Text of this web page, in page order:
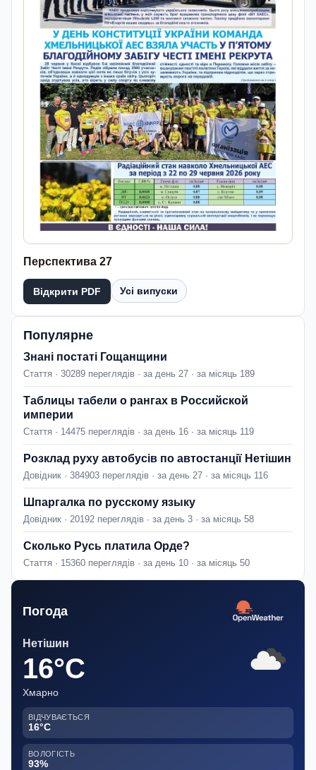
Перспектива 27
Відкрити PDF Усі випуски
Популярне
Знані постаті Гощанщини
Стаття · 30289 переглядів · за день 27 · за місяць 189
Таблицы табели о рангах в Российской
империи
Стаття · 14475 переглядів · за день 16 · за місяць 119
Розклад руху автобусів по автостанції Нетішин
Довідник · 384903 переглядів · за день 27 · за місяць 116
Шпаргалка по русскому языку
Довідник · 20192 переглядів · за день 3 · за місяць 58
Сколько Русь платила Орде?
Стаття · 15360 переглядів · за день 10 · за місяць 50
Погода
Нетішин
16°C
Хмарно
ВІДЧУВАЄТЬСЯ
16°C
ВОЛОГІСТЬ
93%